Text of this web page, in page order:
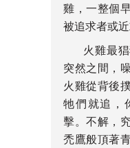
雞，一整個
被追求者或
火雞最猖
突然之間，
火雞從背後
牠們就追，
擊。不解，
禿鷹般頂著